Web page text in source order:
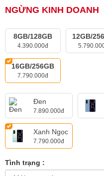
NGỪNG KINH DOANH
8GB/128GB
4.390.000đ
12GB/
16GB/256GB
7.790.000đ
Đen
7.890.000đ
Xanh Ngọc
7.790.000đ
Tình trạng :